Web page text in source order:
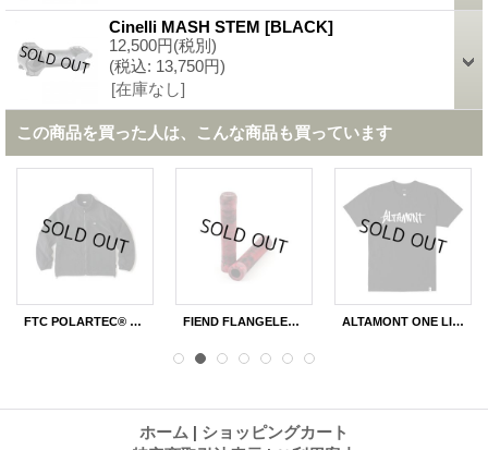
Cinelli MASH STEM [BLACK]
12,500円(税別)
(税込: 13,750円)
[在庫なし]
この商品を買った人は、こんな商品も買っています
FTC POLARTEC® FLEECE ZIP UP JACKET FIEND FLANGELESS TEAM GRIP ALTAMONT ONE LINER S/S TEE
ホーム | ショッピングカート